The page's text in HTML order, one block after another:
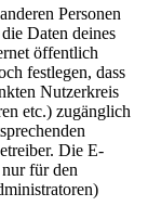
Personen
Daten deines
öffentlich
festlegen, dass
Nutzerkreis
etc.) zugänglich
Die E-
für den